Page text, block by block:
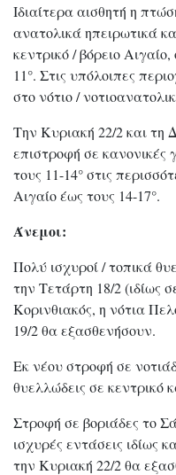
Ιδιαίτερα αισθητή η
ανατολικά ηπειρωτικά
κεντρικό / βόρειο
11°. Στις υπόλοιπες
στο νότιο /
Την Κυριακή 22/2 και τη
επιστροφή σε κανονικές
τους 11-14° στις
Αιγαίο έως τους 14-17°.
Άνεμοι:
Πολύ ισχυροί / τοπικά
την Τετάρτη 18/2 (ιδίως
Κορινθιακός, η νότια
19/2 θα εξασθενήσουν.
Εκ νέου στροφή σε
θυελλώδεις σε κεντρικό
Στροφή σε βοριάδες το
ισχυρές εντάσεις ιδίως
την Κυριακή 22/2 θα